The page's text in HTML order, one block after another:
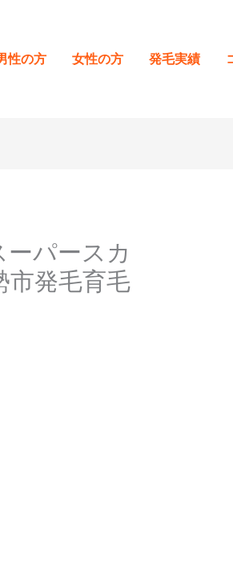
性の方 女性の方 発毛実績
パースカ
発毛育毛